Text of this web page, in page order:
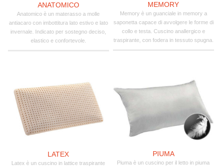
ANATOMICO
Anatomico è un materasso a molle
antiacaro con imbottitura lato estivo e lato
invernale. Indicato per sostegno deciso,
elastico e confortevole.
MEMORY
Memory è un guanciale in memory a
saponetta capace di avvolgere le forme di
collo e testa. Cuscino anallergico e
traspirante, con fodera in tessuto spugna.
LATEX
Latex è un cuscino in lattice traspirante
PIUMA
Piuma è un cuscino per il letto in piuma